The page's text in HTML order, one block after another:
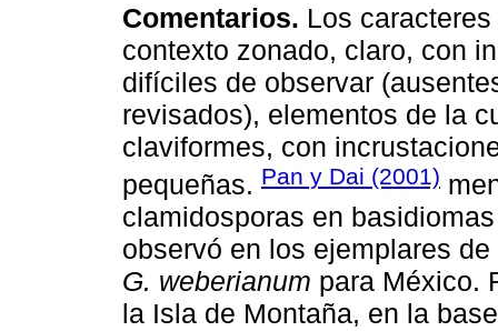
Comentarios. Los
contexto zonado, claro, con
difíciles de observar
revisados), elementos de la
claviformes, con
pequeñas. Pan y Dai (2001)
clamidosporas en
observó en los ejemplares
G. weberianum para México.
la Isla de Montaña, en la